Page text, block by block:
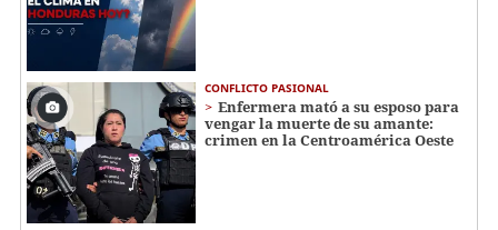
CONFLICTO PASIONAL
Enfermera mató a su esposo para
vengar la muerte de su amante:
crimen en la Centroamérica Oeste